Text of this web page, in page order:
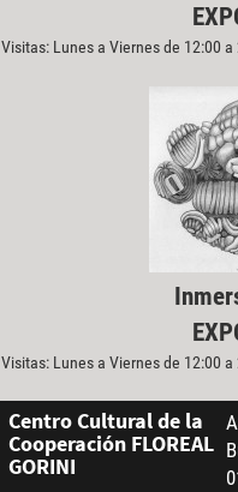
Visitas: Lunes a Viernes de 12:00
Visitas: Lunes a Viernes de 12:00
Centro Cultural de la
Cooperación FLOREAL
GORINI